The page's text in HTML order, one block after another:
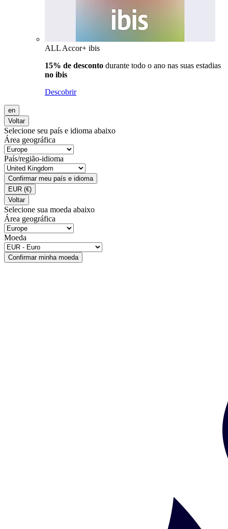
ALL Accor+ ibis
15% de desconto durante todo o ano nas suas estadias
no ibis
Descobrir
en
Voltar
Selecione seu país e idioma abaixo
Área geográfica
País/região-idioma
Confirmar meu país e idioma
EUR (€)
Voltar
Selecione sua moeda abaixo
Área geográfica
Moeda
Confirmar minha moeda